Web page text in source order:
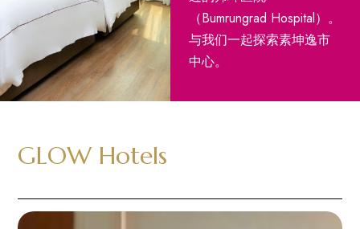
（Bumrungrad Hospital）。
与我们一起探索素坤逸市
中心。
GLOW Hotels